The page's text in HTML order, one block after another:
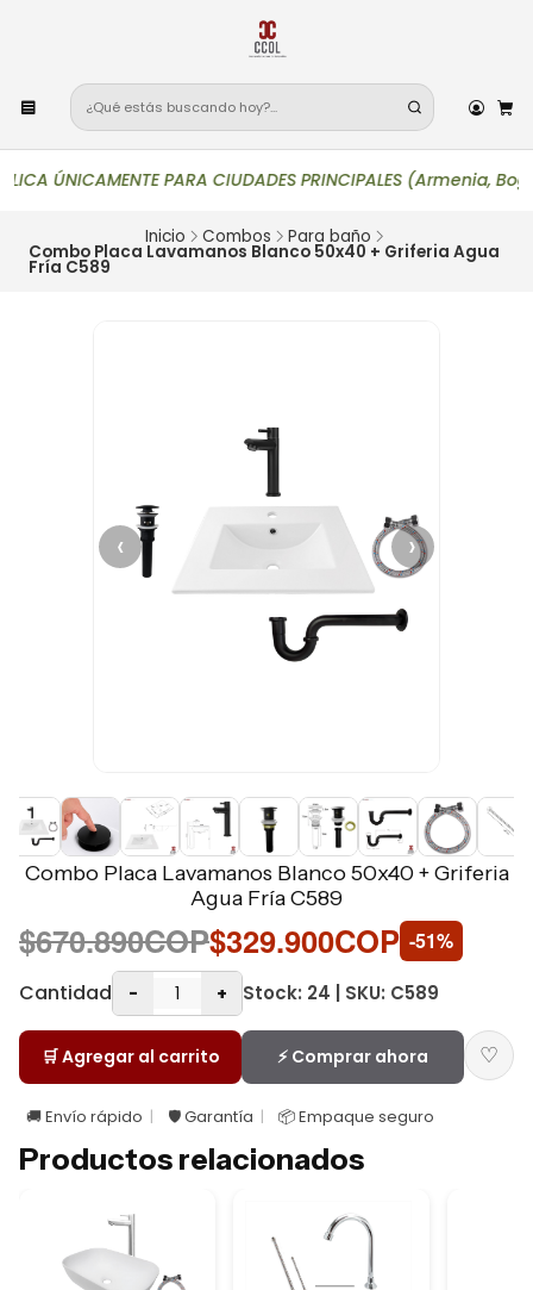
ÚNICAMENTE PARA CIUDADES PRINCIPALES (Armenia,
Inicio Combos Para baño
Combo Placa Lavamanos Blanco 50x40 + Griferia Agua
Fría C589
‹ ›
Combo Placa Lavamanos Blanco 50x40 + Griferia
Agua Fría C589
$670.890COP$329.900COP -51%
Cantidad
- + Stock: 24 | SKU: C589
🛒 Agregar al carrito ⚡ Comprar ahora ♡
🚚 Envío rápido 🛡️ Garantía 📦 Empaque seguro
Productos relacionados